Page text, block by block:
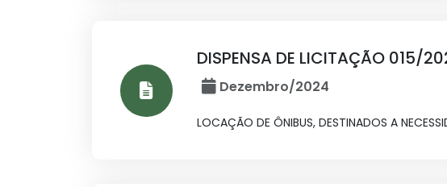
DISPENSA DE LICITAÇÃO 015/
Dezembro/2024
LOCAÇÃO DE ÔNIBUS, DESTINADOS A